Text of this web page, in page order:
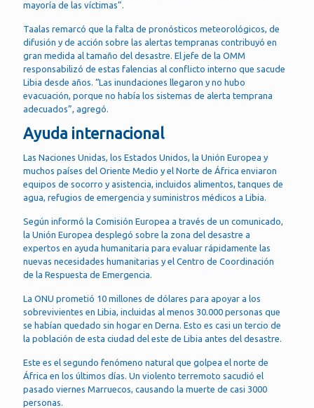
mayoría de las víctimas”.
Taalas remarcó que la falta de pronósticos meteorológicos, de
difusión y de acción sobre las alertas tempranas contribuyó en
gran medida al tamaño del desastre. El jefe de la OMM
responsabilizó de estas falencias al conflicto interno que sacude
Libia desde años. “Las inundaciones llegaron y no hubo
evacuación, porque no había los sistemas de alerta temprana
adecuados”, agregó.
Ayuda internacional
Las Naciones Unidas, los Estados Unidos, la Unión Europea y
muchos países del Oriente Medio y el Norte de África enviaron
equipos de socorro y asistencia, incluidos alimentos, tanques de
agua, refugios de emergencia y suministros médicos a Libia.
Según informó la Comisión Europea a través de un comunicado,
la Unión Europea desplegó sobre la zona del desastre a
expertos en ayuda humanitaria para evaluar rápidamente las
nuevas necesidades humanitarias y el Centro de Coordinación
de la Respuesta de Emergencia.
La ONU prometió 10 millones de dólares para apoyar a los
sobrevivientes en Libia, incluidas al menos 30.000 personas que
se habían quedado sin hogar en Derna. Esto es casi un tercio de
la población de esta ciudad del este de Libia antes del desastre.
Este es el segundo fenómeno natural que golpea el norte de
África en los últimos días. Un violento terremoto sacudió el
pasado viernes Marruecos, causando la muerte de casi 3000
personas.